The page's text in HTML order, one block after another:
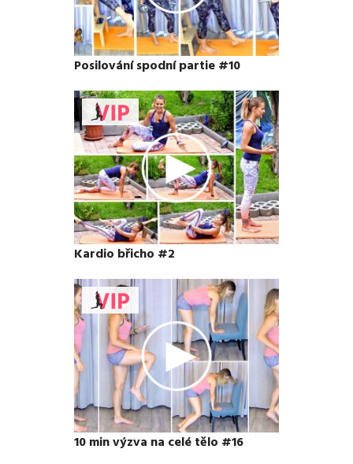
Posilování spodní partie #10
Kardio břicho #2
10 min výzva na celé tělo #16